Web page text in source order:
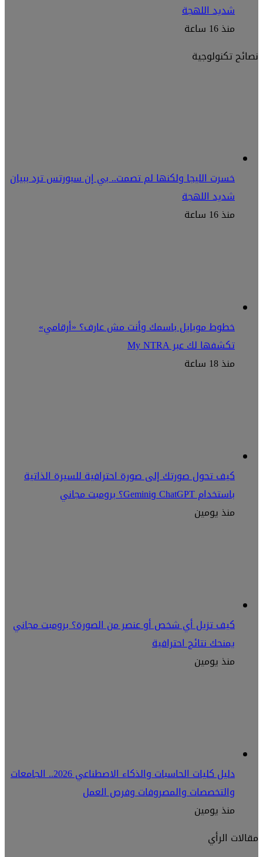
شديد اللهجة
منذ 16 ساعة
نصائح تكنولوجية
خسرت الليجا ولكنها لم تصمت.. بي إن سبورتس ترد ببيان
شديد اللهجة
منذ 16 ساعة
خطوط موبايل باسمك وأنت مش عارف؟ «أرقامي»
تكشفها لك عبر My NTRA
منذ 18 ساعة
كيف تحول صورتك إلى صورة احترافية للسيرة الذاتية
باستخدام ChatGPT وGemini؟ برومبت مجاني
منذ يومين
كيف تزيل أي شخص أو عنصر من الصورة؟ برومبت مجاني
يمنحك نتائج احترافية
منذ يومين
دليل كليات الحاسبات والذكاء الاصطناعي 2026.. الجامعات
والتخصصات والمصروفات وفرص العمل
منذ يومين
مقالات الرأي